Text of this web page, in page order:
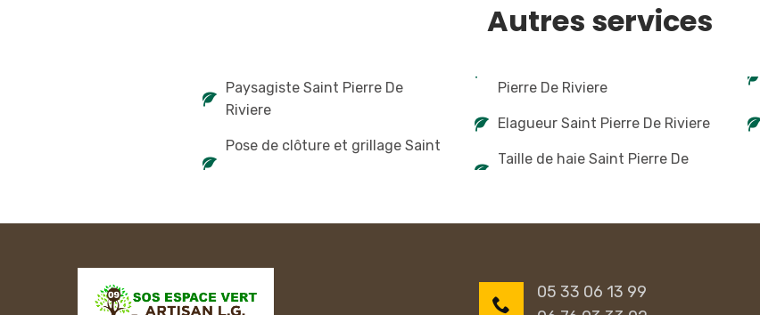
Autres services
Paysagiste Saint Pierre De
Riviere
Pose de clôture et grillage Saint
Pierre De Riviere
Elagueur Saint Pierre De Riviere
Taille de haie Saint Pierre De
05 33 06 13 99